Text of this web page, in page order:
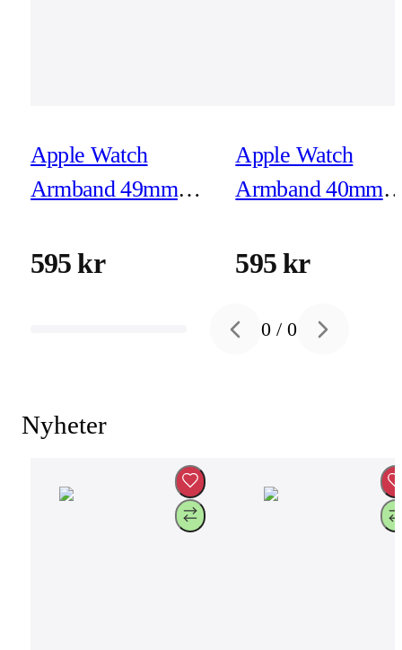
Apple Watch
Armband 49mm
Extension - Finish i
595 kr
Apple Watch
Armband 40mm
- M/L
595 kr
Previous slide
0 /0 Next slide
Nyheter